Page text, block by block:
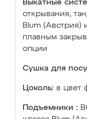
Выкатные
открывания,
Blum (Австрия)
плавным
опции
Сушка для
Цоколь: в цвет
Подъемники :